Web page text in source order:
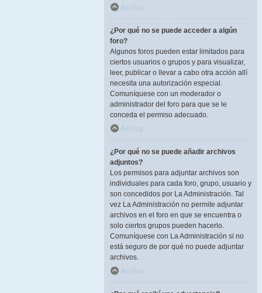
Arriba
¿Por qué no se puede acceder a algún
foro?
Algunos foros pueden estar limitados para
ciertos usuarios o grupos y para visualizar,
leer, publicar o llevar a cabo otra acción allí
necesita una autorización especial.
Comuníquese con un moderador o
administrador del foro para que se le
conceda el permiso adecuado.
Arriba
¿Por qué no se puede añadir archivos
adjuntos?
Los permisos para adjuntar archivos son
individuales para cada foro, grupo, usuario y
son concedidos por La Administración. Tal
vez La Administración no permite adjuntar
archivos en el foro en que se encuentra o
solo ciertos grupos pueden hacerlo.
Comuníquese con La Administración si no
está seguro de por qué no puede adjuntar
archivos.
Arriba